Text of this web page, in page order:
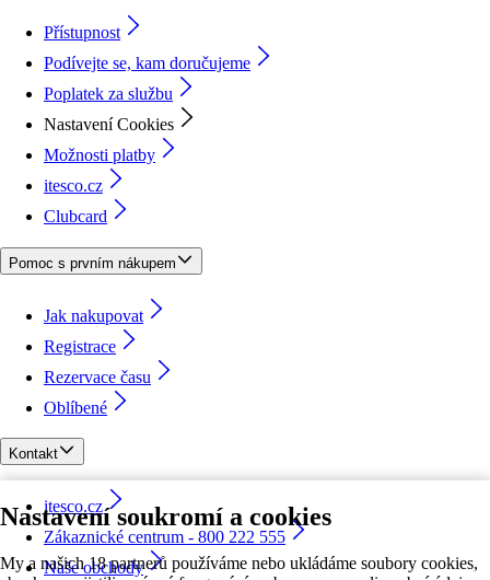
Nastavení soukromí a cookies
My a našich 18 partnerů používáme nebo ukládáme soubory cookies,
Přístupnost
Podívejte se, kam doručujeme
Poplatek za službu
Nastavení Cookies
Možnosti platby
itesco.cz
Clubcard
Pomoc s prvním nákupem
Jak nakupovat
Registrace
Rezervace času
Oblíbené
Kontakt
itesco.cz
Zákaznické centrum - 800 222 555
Naše obchody